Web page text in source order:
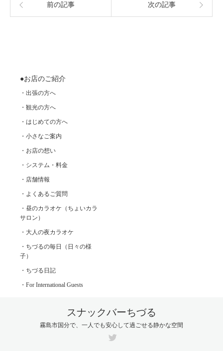
前の記事 次の記事
●お店のご紹介
・出張の方へ
・観光の方へ
・はじめての方へ
・小さなご案内
・お店の想い
・システム・料金
・店舗情報
・よくあるご質問
・昼のカラオケ（ちょいカラ
サロン）
・大人の夜カラオケ
・ちづるの毎日（日々の様
子）
・ちづる日記
・For International Guests
スナックバーちづる
霧島市国分で、一人でも安心して過ごせる静かな空間